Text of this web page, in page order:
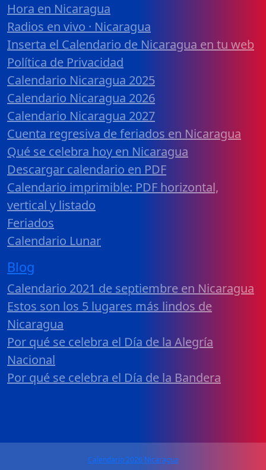
Hora en Nicaragua
Radios en vivo · Nicaragua
Inserta el Calendario de Nicaragua en tu web
Política de Privacidad
Calendario Nicaragua 2025
Calendario Nicaragua 2026
Calendario Nicaragua 2027
Cuenta regresiva de feriados en Nicaragua
Qué se celebra hoy en Nicaragua
Descargar calendario en PDF
Calendario imprimible: PDF horizontal,
vertical y listado
Feriados
Calendario Lunar
Blog
Calendario 2021 de septiembre en Nicaragua
Estos son los 5 lugares más lindos de
Nicaragua
Por qué se celebra el Día de la Alegría
Nacional
Por qué se celebra el Día de la Bandera
Calendario 2026 Nicaragua